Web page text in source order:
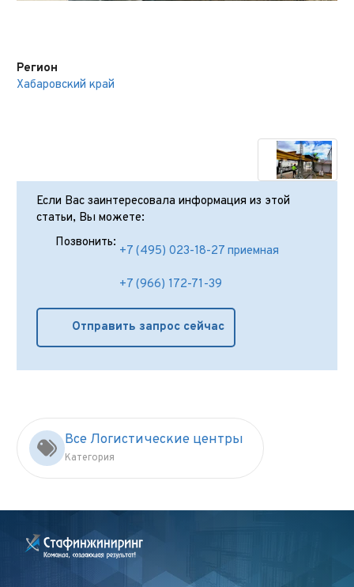
Регион
Хабаровский край
Если Вас заинтересовала информация из этой
статьи, Вы можете:
Позвонить:
+7 (495) 023-18-27 приемная
+7 (966) 172-71-39
Отправить запрос сейчас
Все Логистические центры
Категория